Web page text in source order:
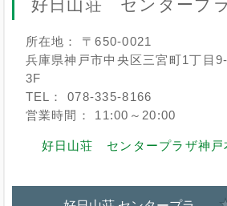
好日山荘 センタープ
所在地： 〒650-0021
兵庫県神戸市中央区三宮町1丁目
3F
TEL： 078-335-8166
営業時間： 11:00～20:00
好日山荘 センタープラザ神戸